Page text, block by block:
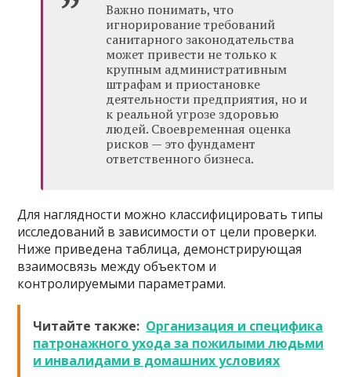
Важно понимать, что
игнорирование требований
санитарного законодательства
может привести не только к
крупным административным
штрафам и приостановке
деятельности предприятия, но и
к реальной угрозе здоровью
людей. Своевременная оценка
рисков — это фундамент
ответственного бизнеса.
Для наглядности можно классифицировать типы
исследований в зависимости от цели проверки.
Ниже приведена таблица, демонстрирующая
взаимосвязь между объектом и
контролируемыми параметрами.
Читайте также: Организация и специфика
патронажного ухода за пожилыми людьми
и инвалидами в домашних условиях